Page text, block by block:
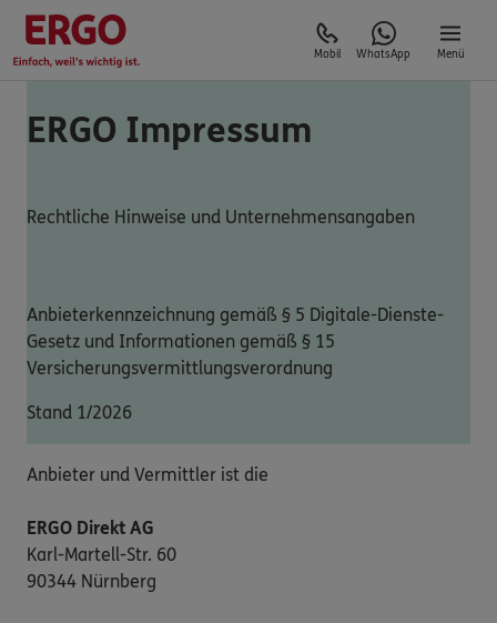
Mobil WhatsApp Menü
ERGO Impressum
Rechtliche Hinweise und Unternehmensangaben
Anbieterkennzeichnung gemäß § 5 Digitale-Dienste-
Gesetz und Informationen gemäß § 15
Versicherungsvermittlungsverordnung
Stand 1/2026
Anbieter und Vermittler ist die
ERGO Direkt AG
Karl-Martell-Str. 60
90344 Nürnberg